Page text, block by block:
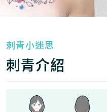
刺青小迷思
刺青介紹